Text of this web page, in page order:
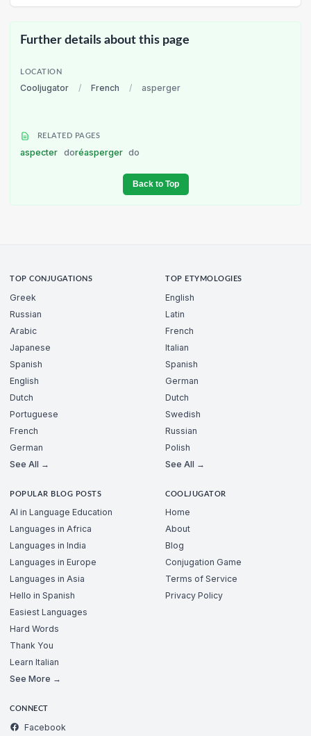
Further details about this page
LOCATION
Cooljugator / French / asperger
RELATED PAGES
aspecter doréasperger do
Back to Top
TOP CONJUGATIONS
Greek
Russian
Arabic
Japanese
Spanish
English
Dutch
Portuguese
French
German
See All →
TOP ETYMOLOGIES
English
Latin
French
Italian
Spanish
German
Dutch
Swedish
Russian
Polish
See All →
POPULAR BLOG POSTS
AI in Language Education
Languages in Africa
Languages in India
Languages in Europe
Languages in Asia
Hello in Spanish
Easiest Languages
Hard Words
Thank You
Learn Italian
See More →
COOLJUGATOR
Home
About
Blog
Conjugation Game
Terms of Service
Privacy Policy
CONNECT
Facebook